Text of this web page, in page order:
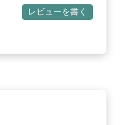
に。 / サイズ（使用
サイズ（収納時）/
/鉄・カチオンメッ
レビューを書く